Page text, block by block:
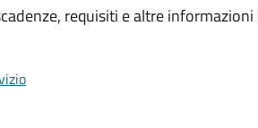
requisiti e altre